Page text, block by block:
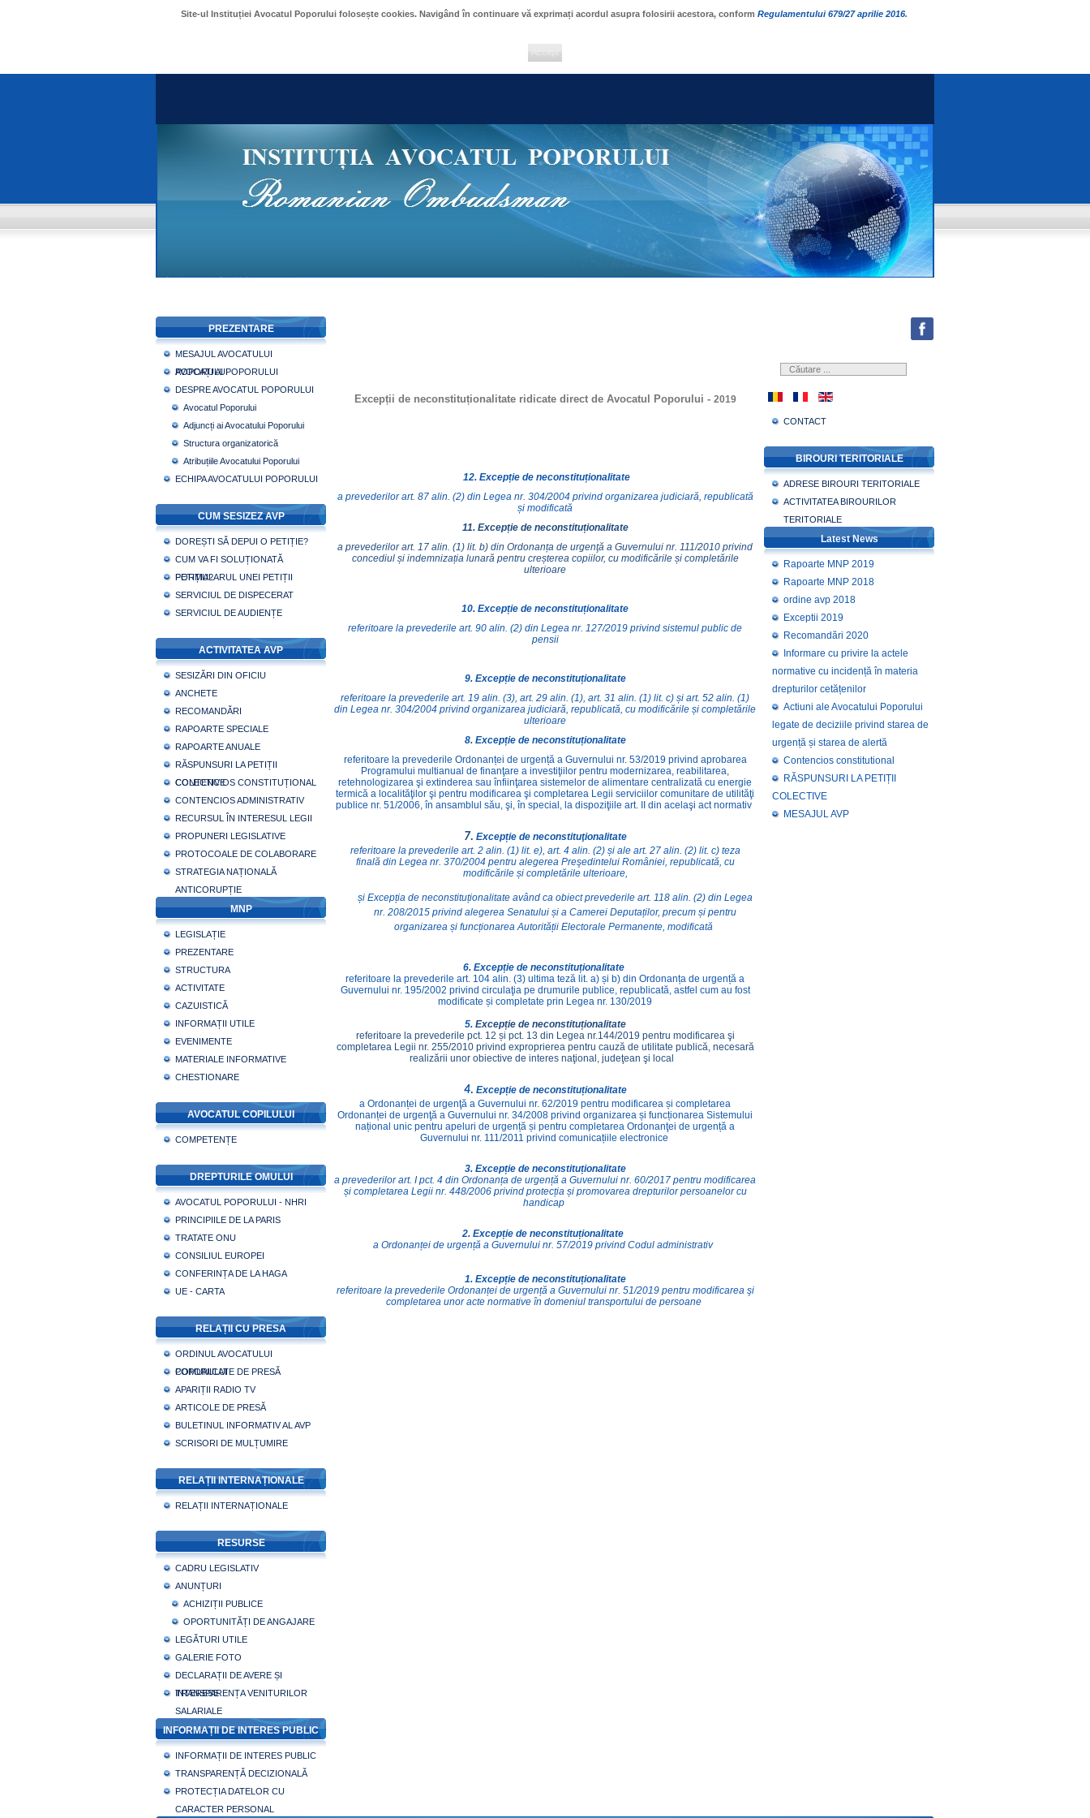
Site-ul Instituției Avocatul Poporului folosește cookies. Navigând în continuare vă exprimați acordul asupra folosirii acestora, conform Regulamentului 679/27 aprilie 2016.
PREZENTARE
MESAJUL AVOCATULUI
POPORULUI
AVOCAȚI AI POPORULUI
DESPRE AVOCATUL POPORULUI
Avocatul Poporului
Adjuncți ai Avocatului Poporului
Structura organizatorică
Atribuțiile Avocatului Poporului
ECHIPA AVOCATULUI POPORULUI
CUM SESIZEZ AVP
DOREȘTI SĂ DEPUI O PETIȚIE?
CUM VA FI SOLUȚIONATĂ
PETIȚIA?
FORMULARUL UNEI PETIȚII
SERVICIUL DE DISPECERAT
SERVICIUL DE AUDIENȚE
ACTIVITATEA AVP
SESIZĂRI DIN OFICIU
ANCHETE
RECOMANDĂRI
RAPOARTE SPECIALE
RAPOARTE ANUALE
RĂSPUNSURI LA PETIȚII
COLECTIVE
CONTENCIOS CONSTITUȚIONAL
CONTENCIOS ADMINISTRATIV
RECURSUL ÎN INTERESUL LEGII
PROPUNERI LEGISLATIVE
PROTOCOALE DE COLABORARE
STRATEGIA NAȚIONALĂ
ANTICORUPȚIE
MNP
LEGISLAȚIE
PREZENTARE
STRUCTURA
ACTIVITATE
CAZUISTICĂ
INFORMAȚII UTILE
EVENIMENTE
MATERIALE INFORMATIVE
CHESTIONARE
AVOCATUL COPILULUI
COMPETENȚE
DREPTURILE OMULUI
AVOCATUL POPORULUI - NHRI
PRINCIPIILE DE LA PARIS
TRATATE ONU
CONSILIUL EUROPEI
CONFERINȚA DE LA HAGA
UE - CARTA
RELAȚII CU PRESA
ORDINUL AVOCATULUI
POPORULUI
COMUNICATE DE PRESĂ
APARIȚII RADIO TV
ARTICOLE DE PRESĂ
BULETINUL INFORMATIV AL AVP
SCRISORI DE MULȚUMIRE
RELAȚII INTERNAȚIONALE
RELAȚII INTERNAȚIONALE
RESURSE
CADRU LEGISLATIV
ANUNȚURI
ACHIZIȚII PUBLICE
OPORTUNITĂȚI DE ANGAJARE
LEGĂTURI UTILE
GALERIE FOTO
DECLARAȚII DE AVERE ȘI
INTERESE
TRANSPARENȚA VENITURILOR
SALARIALE
INFORMAȚII DE INTERES PUBLIC
INFORMAȚII DE INTERES PUBLIC
TRANSPARENȚĂ DECIZIONALĂ
PROTECȚIA DATELOR CU
CARACTER PERSONAL
Excepții de neconstituționalitate ridicate direct de Avocatul Poporului - 2019
12. Excepție de neconstituționalitate
a prevederilor art. 87 alin. (2) din Legea nr. 304/2004 privind organizarea judiciară, republicată
și modificată
11. Excepție de neconstituționalitate
a prevederilor art. 17 alin. (1) lit. b) din Ordonanța de urgenţă a Guvernului nr. 111/2010 privind
concediul și indemnizația lunară pentru creșterea copiilor, cu modificările și completările
ulterioare
10. Excepție de neconstituționalitate
referitoare la prevederile art. 90 alin. (2) din Legea nr. 127/2019 privind sistemul public de
pensii
9. Excepție de neconstituționalitate
referitoare la prevederile art. 19 alin. (3), art. 29 alin. (1), art. 31 alin. (1) lit. c) și art. 52 alin. (1)
din Legea nr. 304/2004 privind organizarea judiciară, republicată, cu modificările și completările
ulterioare
8. Excepție de neconstituționalitate
referitoare la prevederile Ordonanței de urgență a Guvernului nr. 53/2019 privind aprobarea
Programului multianual de finanţare a investiţiilor pentru modernizarea, reabilitarea,
retehnologizarea şi extinderea sau înfiinţarea sistemelor de alimentare centralizată cu energie
termică a localităţilor şi pentru modificarea şi completarea Legii serviciilor comunitare de utilităţi
publice nr. 51/2006, în ansamblul său, şi, în special, la dispoziţiile art. II din acelaşi act normativ
7. Excepție de neconstituţionalitate
referitoare la prevederile art. 2 alin. (1) lit. e), art. 4 alin. (2) și ale art. 27 alin. (2) lit. c)teza
finală din Legea nr. 370/2004 pentru alegerea Preşedintelui României, republicată, cu
modificările și completările ulterioare,
și Excepția de neconstituționalitate având ca obiect prevederile art. 118 alin. (2) din Legea
nr. 208/2015 privind alegerea Senatului și a Camerei Deputaților, precum și pentru
organizarea și funcționarea Autorității Electorale Permanente, modificată
6. Excepție de neconstituționalitate
referitoare la prevederile art. 104 alin. (3) ultima teză lit. a) și b) din Ordonanța de urgență a
Guvernului nr. 195/2002 privind circulaţia pe drumurile publice, republicată, astfel cum au fost
modificate și completate prin Legea nr. 130/2019
5. Excepție de neconstituționalitate
referitoare la prevederile pct. 12 și pct. 13 din Legea nr.144/2019 pentru modificarea şi
completarea Legii nr. 255/2010 privind exproprierea pentru cauză de utilitate publică, necesară
realizării unor obiective de interes naţional, judeţean şi local
4. Excepție de neconstituționalitate
a Ordonanței de urgenţă a Guvernului nr. 62/2019 pentru modificarea și completarea
Ordonanței de urgenţă a Guvernului nr. 34/2008 privind organizarea și funcționarea Sistemului
național unic pentru apeluri de urgență și pentru completarea Ordonanţei de urgență a
Guvernului nr. 111/2011 privind comunicațiile electronice
3. Excepție de neconstituționalitate
a prevederilor art. I pct. 4 din Ordonanța de urgență a Guvernului nr. 60/2017 pentru modificarea
și completarea Legii nr. 448/2006 privind protecția și promovarea drepturilor persoanelor cu
handicap
2. Excepție de neconstituționalitate
a Ordonanței de urgență a Guvernului nr. 57/2019 privind Codul administrativ
1. Excepție de neconstituționalitate
referitoare la prevederile Ordonanței de urgență a Guvernului nr. 51/2019 pentru modificarea şi
completarea unor acte normative în domeniul transportului de persoane
CONTACT
BIROURI TERITORIALE
ADRESE BIROURI TERITORIALE
ACTIVITATEA BIROURILOR
TERITORIALE
Latest News
Rapoarte MNP 2019
Rapoarte MNP 2018
ordine avp 2018
Exceptii 2019
Recomandări 2020
Informare cu privire la actele
normative cu incidență în materia
drepturilor cetățenilor
Actiuni ale Avocatului Poporului
legate de deciziile privind starea de
urgență și starea de alertă
Contencios constitutional
RĂSPUNSURI LA PETIȚII
COLECTIVE
MESAJUL AVP